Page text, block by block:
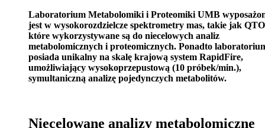
Laboratorium Metabolomiki i Proteomiki UMB
jest w wysokorozdzielcze spektrometry mas, takie jak
które wykorzystywane są do niecelowych analiz
metabolomicznych i proteomicznych. Ponadto
posiada unikalny na skalę krajową system RapidFire,
umożliwiający wysokoprzepustową (10 próbek/min.),
symultaniczną analizę pojedynczych metabolitów.
Niecelowane analizy metabolomiczne